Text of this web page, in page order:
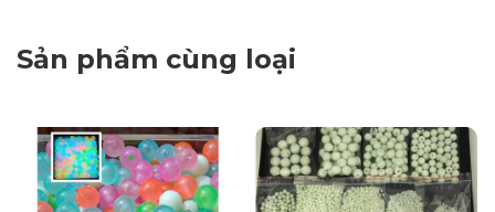
Sản phẩm cùng loại